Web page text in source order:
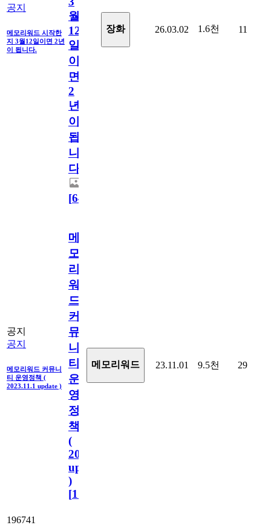
공지
메모리워드 시작한
지 3월12일이면 2년
이 됩니다.
월
12
일
이
면
2
년
이
됩
니
다.
[64
장화 26.03.02 1.6천 11
공지
공지
메모리워드 커뮤니
티 운영정책 (
2023.11.1 update )
메
모
리
워
드
커
뮤
니
티
운
영
정
책
(
2023.11.1
update
)
[110
메모리워드 23.11.01 9.5천 29
196741